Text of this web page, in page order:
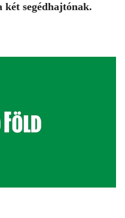
két segédhajtónak.